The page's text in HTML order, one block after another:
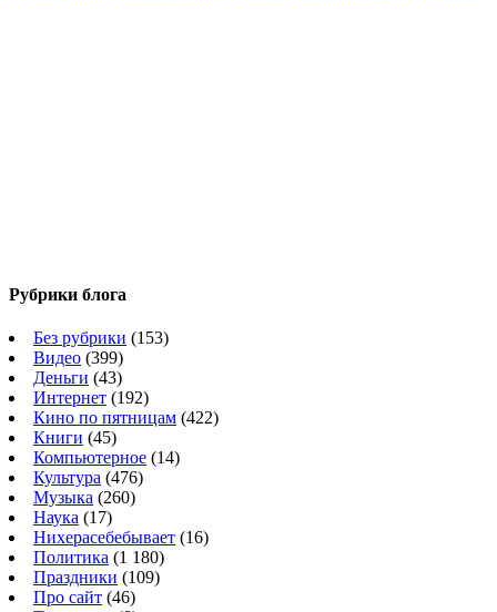
Рубрики блога
Без рубрики (153)
Видео (399)
Деньги (43)
Интернет (192)
Кино по пятницам (422)
Книги (45)
Компьютерное (14)
Культура (476)
Музыка (260)
Наука (17)
Нихерасебебывает (16)
Политика (1 180)
Праздники (109)
Про сайт (46)